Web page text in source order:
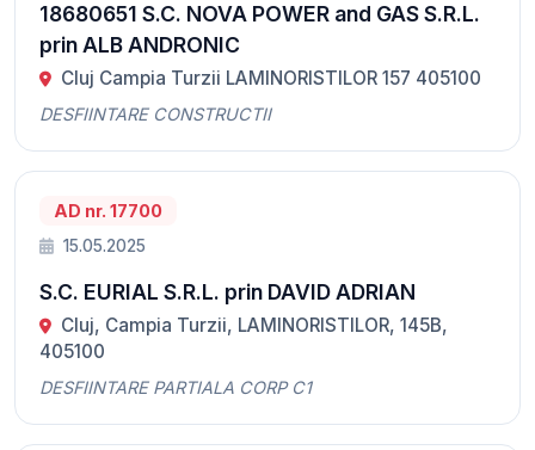
18680651 S.C. NOVA POWER and GAS S.R.L.
prin ALB ANDRONIC
Cluj Campia Turzii LAMINORISTILOR 157 405100
DESFIINTARE CONSTRUCTII
AD nr. 17700
15.05.2025
S.C. EURIAL S.R.L. prin DAVID ADRIAN
Cluj, Campia Turzii, LAMINORISTILOR, 145B,
405100
DESFIINTARE PARTIALA CORP C1